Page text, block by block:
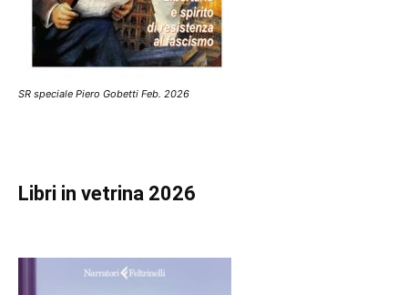
SR speciale Piero Gobetti Feb. 2026
Libri in vetrina 2026